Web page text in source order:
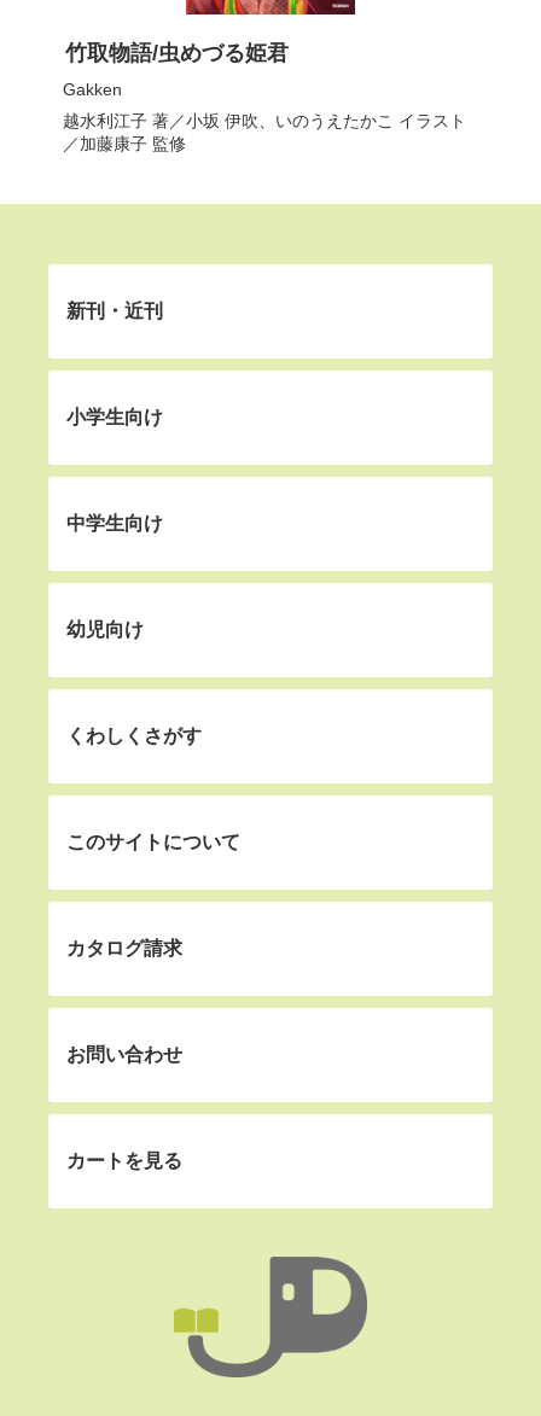
竹取物語/虫めづる姫君
Gakken
越水利江子著／小坂 伊吹 いのうえたかこ イラスト
／加藤康子監修
新刊・近刊
小学生向け
中学生向け
幼児向け
くわしくさがす
このサイトについて
カタログ請求
お問い合わせ
カートを見る